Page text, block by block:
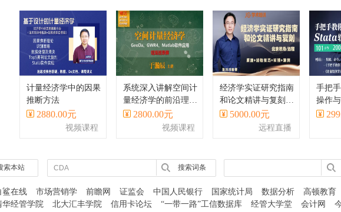
计量经济学中的因果
推断方法
2880.00元
视频课程
系统深入讲解空间计
量经济学的前沿理论
与方法、主流软件、
应用案例等
2800.00元
视频课程
经济学实证研究指南
和论文精讲与复刻丨
Stata实现
5000.00元
远程直播
手把
操作
索本站 搜索词条
鲨在线 市场营销学 前瞻网 证监会 中国人民银行 国家统计局 数据分析 高顿教育
华经管学院 北大汇丰学院 信用卡论坛 “一带一路”工信数据库 经管大学堂 会计网